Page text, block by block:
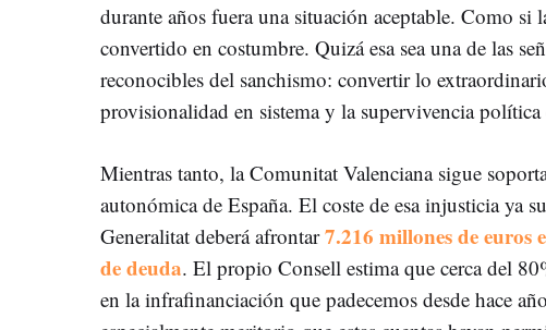
durante años fuera una situación aceptable. Como si
convertido en costumbre. Quizá esa sea una de las
reconocibles del sanchismo: convertir lo
provisionalidad en sistema y la supervivencia
Mientras tanto, la Comunitat Valenciana sigue
autonómica de España. El coste de esa injusticia ya
Generalitat deberá afrontar7.216 millones de euros
de deuda. El propio Consell estima que cerca del
en la infrafinanciación que padecemos desde hace